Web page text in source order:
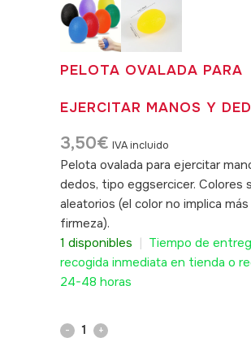
PELOTA OVALADA PARA
EJERCITAR MANOS Y
3,50€ IVA incluido
Pelota ovalada para ejercitar
dedos, tipo eggsercicer. Colores
aleatorios (el color no implica
firmeza).
1 disponibles
Tiempo de
recogida inmediata en tienda o
24-48 horas
Pelota